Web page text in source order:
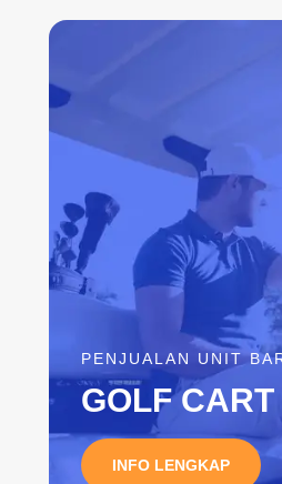
PENJUALAN UNIT
GOLF
INFO LENGKAP